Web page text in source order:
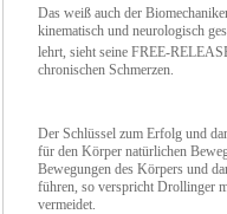
Das weiß auch der
kinematisch und neurologisch
lehrt, sieht seine FREE-
chronischen Schmerzen.
Der Schlüssel zum Erfolg und
für den Körper natürlichen
Bewegungen des Körpers und
führen, so verspricht Drollinger
vermeidet.